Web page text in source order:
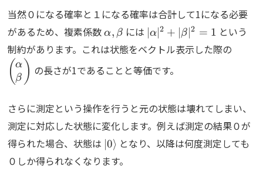
当然０になる確率と１になる確率は合計して1になる必要
があるため、複素係数\alpha,
\beta
α, β には α∣ 2 + β ∣2 = 1 という
制約があります。これは状態をベクトル表示した際の
(α
β ) の長さが1であることと等価です。
さらに測定という操作を行うと元の状態は壊れてしまい、
測定に対応した状態に変化します。例えば測定の結果０が
得られた場合、状態は \ket{0}
∣0⟩ となり、以降は何度測定しても
０しか得られなくなります。